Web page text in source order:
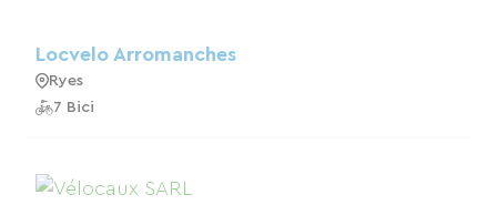
Locvelo Arromanches
Ryes
7 Bici